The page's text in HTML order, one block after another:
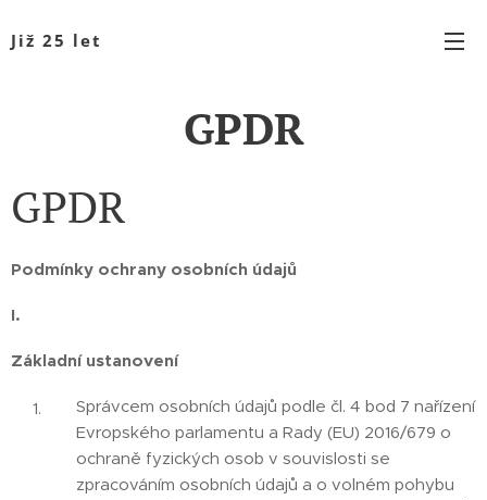
Již 25 let
GPDR
GPDR
Podmínky ochrany osobních údajů
I.
Základní ustanovení
Správcem osobních údajů podle čl. 4 bod 7 nařízení
Evropského parlamentu a Rady (EU) 2016/679 o
ochraně fyzických osob v souvislosti se
zpracováním osobních údajů a o volném pohybu